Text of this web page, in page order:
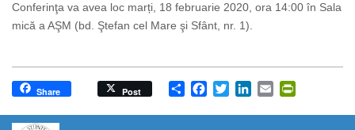
Conferinţa va avea loc marți, 18 februarie 2020, ora 14:00 în Sala
mică a AŞM (bd. Ştefan cel Mare şi Sfânt, nr. 1).
Share
Share Post Facebook
TwitterLinkedIn
Email
https://propletenie.ru/